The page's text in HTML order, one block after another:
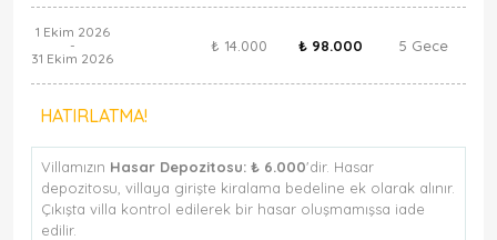
1 Ekim 2026
-
31 Ekim 2026
₺ 14.000 ₺ 98.000 5 Gece
HATIRLATMA!
Villamızın Hasar Depozitosu: ₺ 6.000'dir. Hasar
depozitosu, villaya girişte kiralama bedeline ek olarak alınır.
Çıkışta villa kontrol edilerek bir hasar oluşmamışsa iade
edilir.